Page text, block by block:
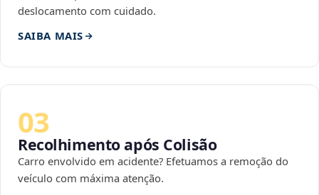
deslocamento com cuidado.
SAIBA MAIS
03
Recolhimento após Colisão
Carro envolvido em acidente? Efetuamos a remoção do
veículo com máxima atenção.